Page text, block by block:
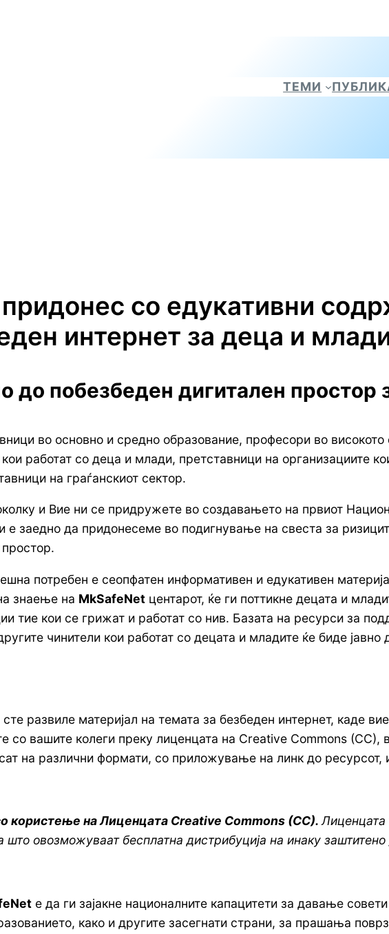
ТЕМИ
со едукативни
интернет за деца и
до побезбеден дигитален простор
во основно и средно образование, професори во
работат со деца и млади, претставници на организациите
на граѓанскиот сектор.
и Вие ни се придружете во создавањето на првиот
е заедно да придонесеме во подигнување на свеста за
потребен е сеопфатен информативен и едукативен
знаење на MkSafeNet центарот, ќе ги поттикне децата и
тие кои се грижат и работат со нив. Базата на ресурси за
чинители кои работат со децата и младите ќе биде
развиле материјал на темата за безбеден интернет, каде
со вашите колеги преку лиценцата на Creative Commons
на различни формати, со приложување на линк до ресурсот,
користење на Лиценцата Creative Commons (CC).Лиценцата
што овозможуваат бесплатна дистрибуција на инаку заштитено
е да ги зајакне националните капацитети за давање
како и другите засегнати страни, за прашања